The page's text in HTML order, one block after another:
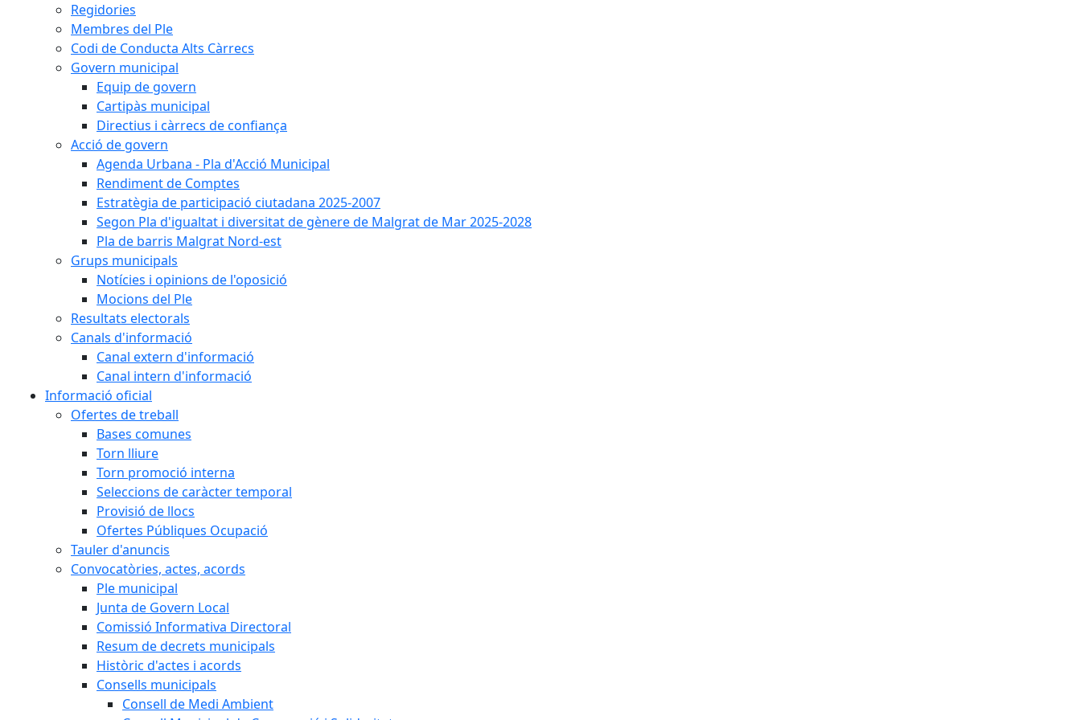
Regidories
Membres del Ple
Codi de Conducta Alts Càrrecs
Govern municipal
Equip de govern
Cartipàs municipal
Directius i càrrecs de confiança
Acció de govern
Agenda Urbana - Pla d'Acció Municipal
Rendiment de Comptes
Estratègia de participació ciutadana 2025-2007
Segon Pla d'igualtat i diversitat de gènere de Malgrat de Mar 2025-2028
Pla de barris Malgrat Nord-est
Grups municipals
Notícies i opinions de l'oposició
Mocions del Ple
Resultats electorals
Canals d'informació
Canal extern d'informació
Canal intern d'informació
Informació oficial
Ofertes de treball
Bases comunes
Torn lliure
Torn promoció interna
Seleccions de caràcter temporal
Provisió de llocs
Ofertes Públiques Ocupació
Tauler d'anuncis
Convocatòries, actes, acords
Ple municipal
Junta de Govern Local
Comissió Informativa Directoral
Resum de decrets municipals
Històric d'actes i acords
Consells municipals
Consell de Medi Ambient